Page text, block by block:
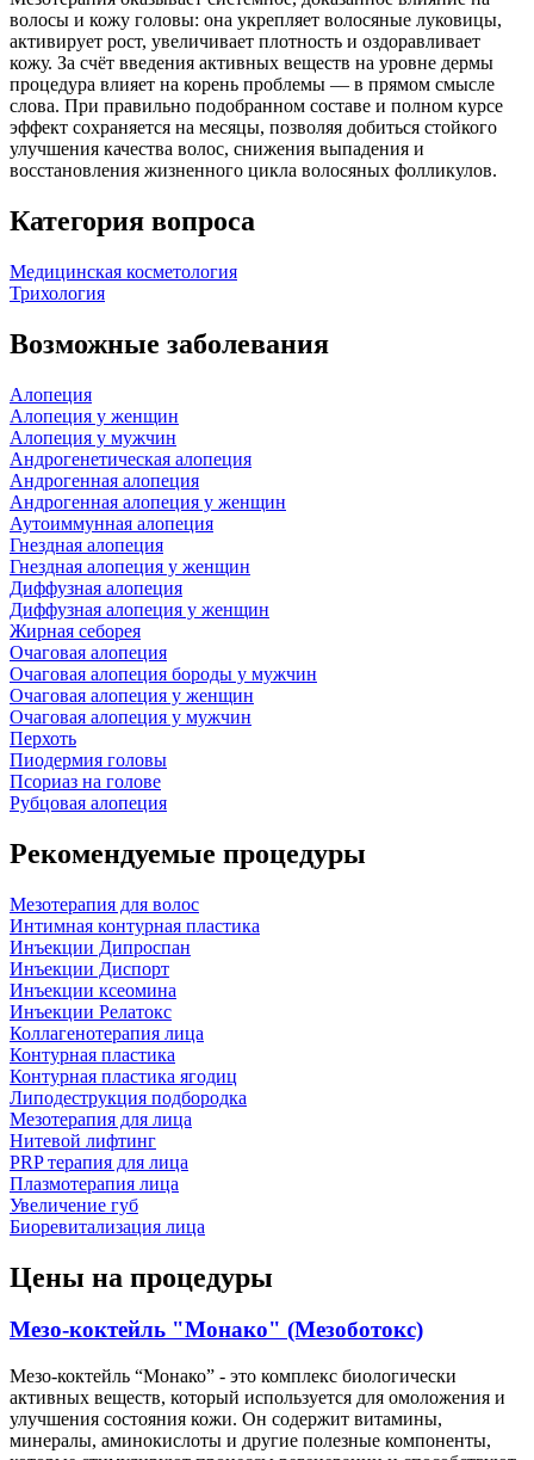
волосы и кожу головы: она укрепляет волосяные луковицы,
активирует рост, увеличивает плотность и оздоравливает
кожу. За счёт введения активных веществ на уровне дермы
процедура влияет на корень проблемы — в прямом смысле
слова. При правильно подобранном составе и полном курсе
эффект сохраняется на месяцы, позволяя добиться стойкого
улучшения качества волос, снижения выпадения и
восстановления жизненного цикла волосяных фолликулов.
Категория вопроса
Медицинская косметология
Трихология
Возможные заболевания
Алопеция
Алопеция у женщин
Алопеция у мужчин
Андрогенетическая алопеция
Андрогенная алопеция
Андрогенная алопеция у женщин
Аутоиммунная алопеция
Гнездная алопеция
Гнездная алопеция у женщин
Диффузная алопеция
Диффузная алопеция у женщин
Жирная себорея
Очаговая алопеция
Очаговая алопеция бороды у мужчин
Очаговая алопеция у женщин
Очаговая алопеция у мужчин
Перхоть
Пиодермия головы
Псориаз на голове
Рубцовая алопеция
Рекомендуемые процедуры
Мезотерапия для волос
Интимная контурная пластика
Инъекции Дипроспан
Инъекции Диспорт
Инъекции ксеомина
Инъекции Релатокс
Коллагенотерапия лица
Контурная пластика
Контурная пластика ягодиц
Липодеструкция подбородка
Мезотерапия для лица
Нитевой лифтинг
PRP терапия для лица
Плазмотерапия лица
Увеличение губ
Биоревитализация лица
Цены на процедуры
Мезо-коктейль "Монако" (Мезоботокс)
Мезо-коктейль “Монако” - это комплекс биологически
активных веществ, который используется для омоложения и
улучшения состояния кожи. Он содержит витамины,
минералы, аминокислоты и другие полезные компоненты,